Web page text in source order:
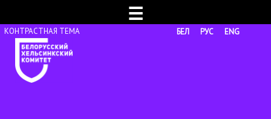
☰
БЕЛ РУС ENG